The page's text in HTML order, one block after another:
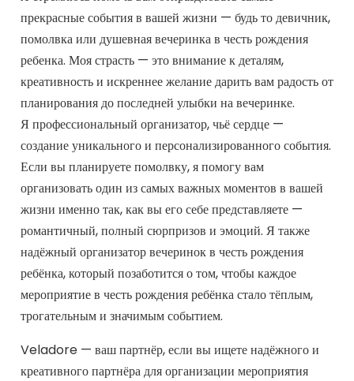
прекрасные события в вашей жизни — будь то девичник,
помолвка или душевная вечеринка в честь рождения
ребенка. Моя страсть — это внимание к деталям,
креативность и искреннее желание дарить вам радость от
планирования до последней улыбки на вечеринке.
Я профессиональный организатор, чьё сердце —
создание уникального и персонализированного события.
Если вы планируете помолвку, я помогу вам
организовать один из самых важных моментов в вашей
жизни именно так, как вы его себе представляете —
романтичный, полный сюрпризов и эмоций. Я также
надёжный организатор вечеринок в честь рождения
ребёнка, который позаботится о том, чтобы каждое
мероприятие в честь рождения ребёнка стало тёплым,
трогательным и значимым событием.
Veladore — ваш партнёр, если вы ищете надёжного и
креативного партнёра для организации мероприятия